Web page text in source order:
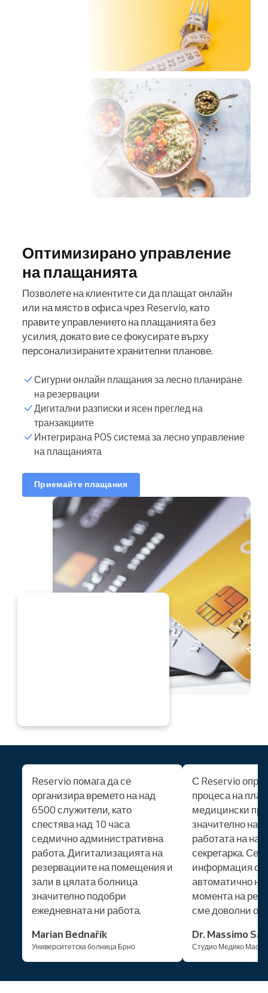
Оптимизирано управление
на плащанията
Позволете на клиентите си да плащат онлайн
или на място в офиса чрез Reservio, като
правите управлението на плащанията без
усилия, докато вие се фокусирате върху
персонализираните хранителни планове.
Сигурни онлайн плащания за лесно планиране
на резервации
Дигитални разписки и ясен преглед на
транзакциите
Интегрирана POS система за лесно управление
на плащанията
Приемайте плащания
Reservio помага да се
организира времето на над
6500 служители, като
спестява над 10 часа
седмично административна
работа. Дигитализацията на
резервациите на помещения и
зали в цялата болница
значително подобри
ежедневната ни работа.
Marian Bednařík
Университетска болница Брно
С Reservio
процеса на
медицински
значително
работата на
секретарка.
информация се
автоматично на
момента на
сме доволни от
Dr. Massimo
Студио Медико